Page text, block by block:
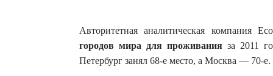
Авторитетная аналитическая компания
городов мира для проживания за 2011
Петербург занял 68-е место, а Москва — 70-е.